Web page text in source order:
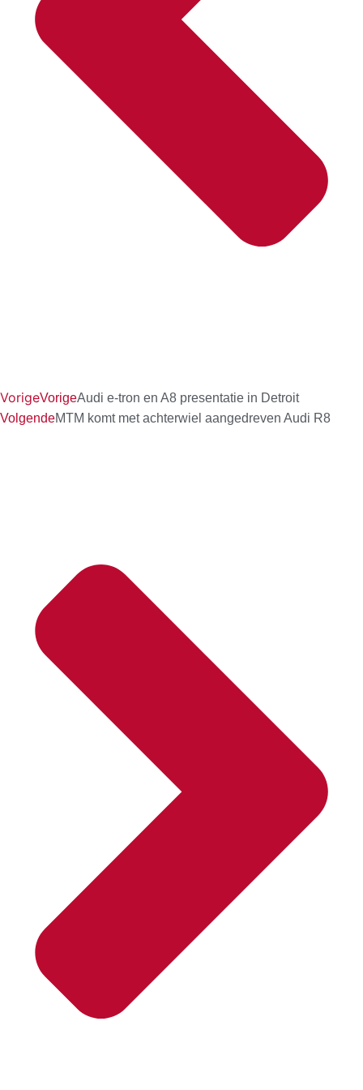
VorigeVorigeAudi e-tron en A8 presentatie in Detroit
VolgendeMTM komt met achterwiel aangedreven Audi R8